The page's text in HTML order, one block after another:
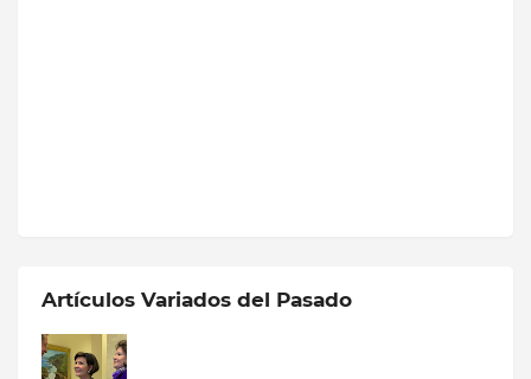
Artículos Variados del Pasado